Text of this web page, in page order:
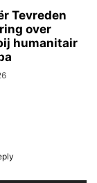
Tevreden
over
humanitair